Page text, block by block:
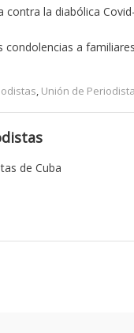
la diabólica
condolencias a
, Unión de
de Cuba